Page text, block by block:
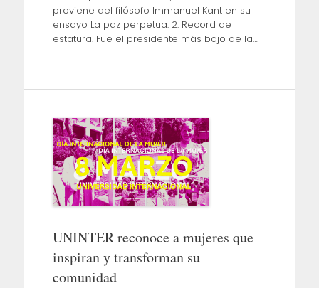
proviene del filósofo Immanuel Kant en su
ensayo La paz perpetua. 2. Record de
estatura. Fue el presidente más bajo de la…
UNINTER reconoce a mujeres que
inspiran y transforman su
comunidad